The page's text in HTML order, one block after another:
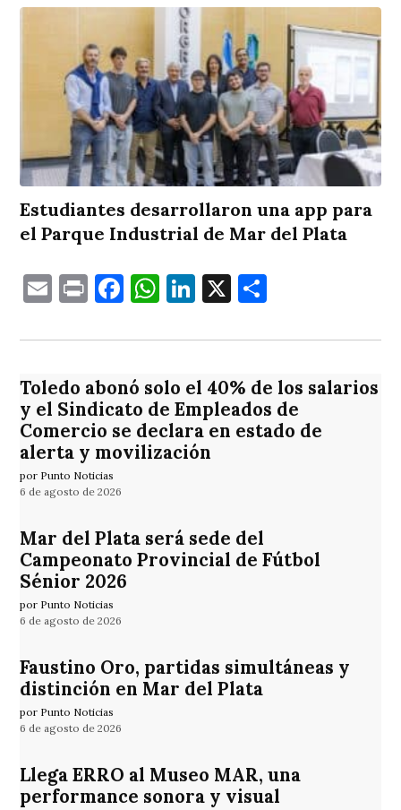
Estudiantes desarrollaron una app para
el Parque Industrial de Mar del Plata
EmailPrintFacebook
WhatsApp
LinkedIn
X
Toledo abonó solo el 40% de los salarios
y el Sindicato de Empleados de
Comercio se declara en estado de
alerta y movilización
por Punto Noticias
6 de agosto de 2026
Mar del Plata será sede del
Campeonato Provincial de Fútbol
Sénior 2026
por Punto Noticias
6 de agosto de 2026
Faustino Oro, partidas simultáneas y
distinción en Mar del Plata
por Punto Noticias
6 de agosto de 2026
Llega ERRO al Museo MAR, una
performance sonora y visual